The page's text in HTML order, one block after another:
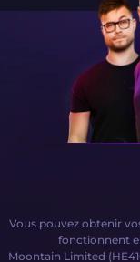
Vous pouvez obtenir
fonctionnent
Moontain Limited